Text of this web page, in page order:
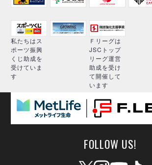
私たちはス
ポーツ振興
くじ助成を
受けていま
す
Ｆリーグは
JSCトップ
リーグ運営
助成を受け
て開催して
います
FOLLOW US!